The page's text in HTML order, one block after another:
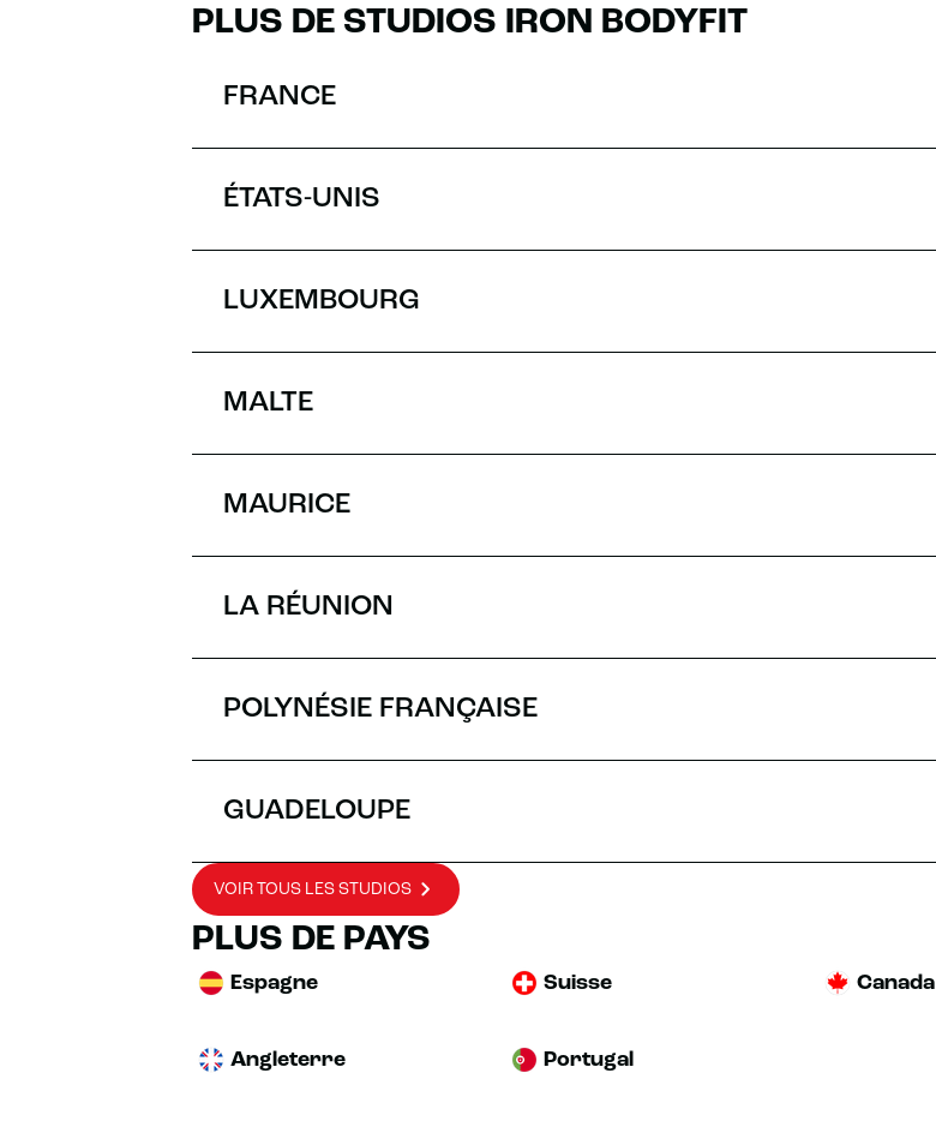
PLUS DE STUDIOS IRON BODYFIT
FRANCE
ÉTATS-UNIS
LUXEMBOURG
MALTE
MAURICE
LA RÉUNION
POLYNÉSIE FRANÇAISE
GUADELOUPE
VOIR TOUS LES STUDIOS
PLUS DE PAYS
Espagne Suisse Canada
Angleterre Portugal